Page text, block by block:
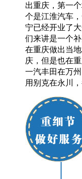
出重庆，第一
个是江淮汽车
宁已经开业了
们来讲是一个
在重庆做出当
庆，但是也在
一汽丰田在万
用别克在永川